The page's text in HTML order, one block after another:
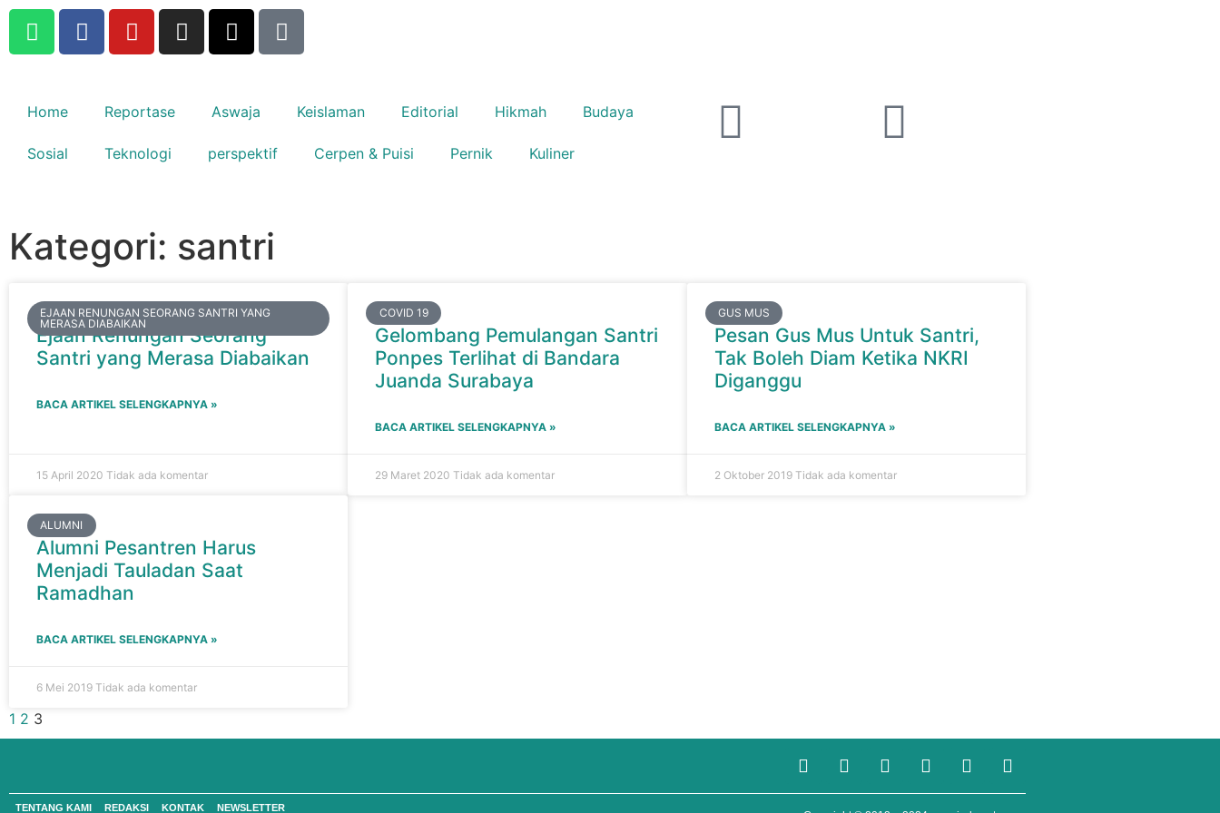
Home Reportase Aswaja Keislaman Editorial Hikmah Budaya
Sosial Teknologi perspektif Cerpen & Puisi Pernik Kuliner
Kategori: santri
EJAAN RENUNGAN SEORANG SANTRI YANG
MERASA DIABAIKAN
Ejaan Renungan Seorang
Santri yang Merasa Diabaikan
BACA ARTIKEL SELENGKAPNYA »
15 April 2020 Tidak ada komentar
COVID 19
Gelombang Pemulangan Santri
Ponpes Terlihat di Bandara
Juanda Surabaya
BACA ARTIKEL SELENGKAPNYA »
29 Maret 2020Tidak ada komentar
GUS MUS
Pesan Gus Mus Untuk Santri,
Tak Boleh Diam Ketika NKRI
Diganggu
BACA ARTIKEL SELENGKAPNYA »
2 Oktober 2019 Tidak ada komentar
ALUMNI
Alumni Pesantren Harus
Menjadi Tauladan Saat
Ramadhan
BACA ARTIKEL SELENGKAPNYA »
6 Mei 2019 Tidak ada komentar
1 2 3
TENTANG KAMI REDAKSI KONTAK NEWSLETTER